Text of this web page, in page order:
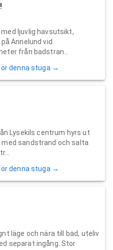
ljuvlig havsutsikt,
Annelund vid
från badstran...
denna stuga →
Lysekils centrum hyrs ut
med sandstrand och salta
denna stuga →
läge och nära till bad, uteliv
separat ingång. Stor